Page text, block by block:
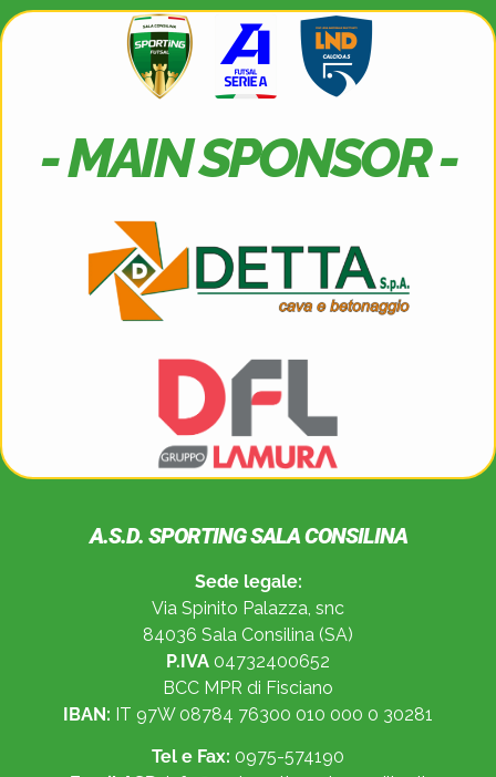
- MAIN SPONSOR -
A.S.D. SPORTING SALA CONSILINA
Sede legale:
Via Spinito Palazza, snc
84036 Sala Consilina (SA)
P.IVA 04732400652
BCC MPR di Fisciano
IBAN: IT 97W 08784 76300 010 000 0 30281
Tel e Fax: 0975-574190